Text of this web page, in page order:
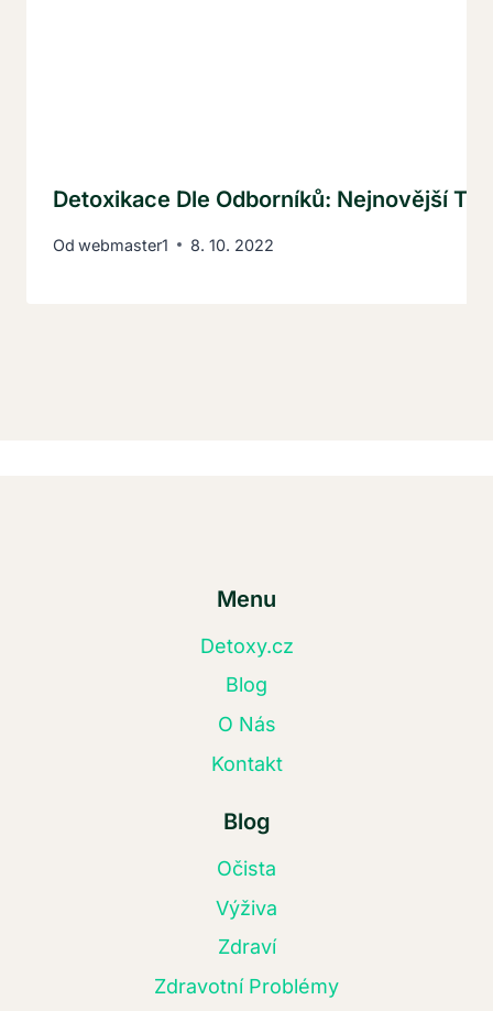
Detoxikace Dle Odborníků: Nejnovější
Od webmaster1 8. 10. 2022
Menu
Detoxy.cz
Blog
O Nás
Kontakt
Blog
Očista
Výživa
Zdraví
Zdravotní Problémy